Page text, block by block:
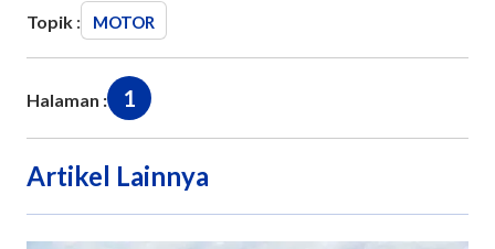
Topik : MOTOR
Halaman : 1
Artikel Lainnya